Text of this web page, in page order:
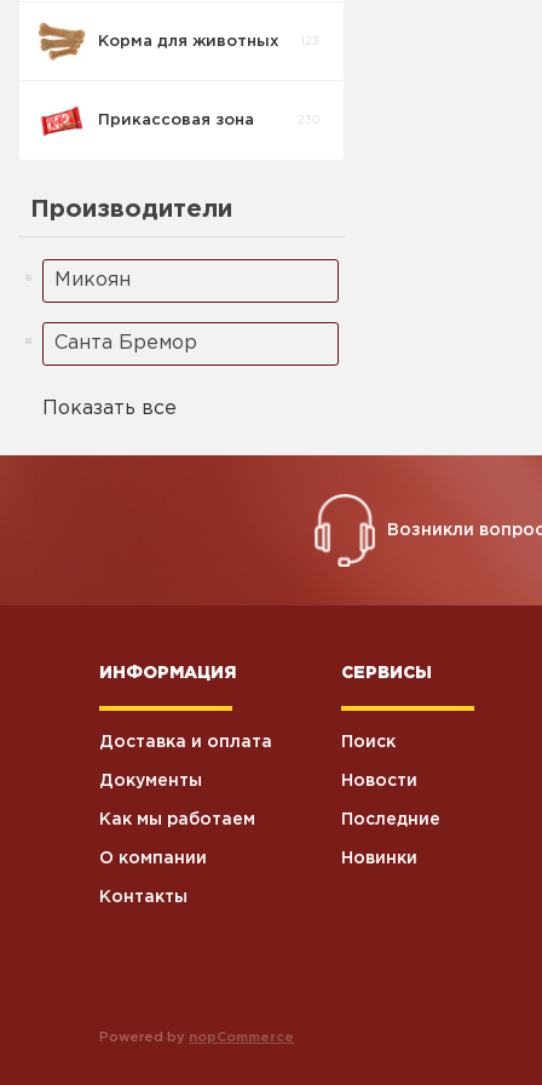
Печенье
Корма для животных 123
Прикассовая зона 230
Производители
Микоян
Санта Бремор
Показать все
Возникли
ИНФОРМАЦИЯ
Доставка и оплата
Документы
Как мы работаем
О компании
Контакты
СЕРВИСЫ
Поиск
Новости
Последние
Новинки
Powered by nopCommerce